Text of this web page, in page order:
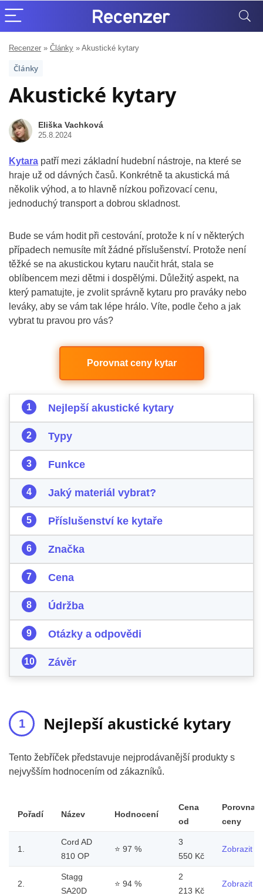
Recenzer » Články » Akustické kytary
Články
Akustické kytary
Eliška Vachková
25.8.2024
Kytara patří mezi základní hudební nástroje, na které se
hraje už od dávných časů. Konkrétně ta akustická má
několik výhod, a to hlavně nízkou pořizovací cenu,
jednoduchý transport a dobrou skladnost.
Bude se vám hodit při cestování, protože k ní v některých
případech nemusíte mít žádné příslušenství. Protože není
těžké se na akustickou kytaru naučit hrát, stala se
oblíbencem mezi dětmi i dospělými. Důležitý aspekt, na
který pamatujte, je zvolit správně kytaru pro praváky nebo
leváky, aby se vám tak lépe hrálo. Víte, podle čeho a jak
vybrat tu pravou pro vás?
Porovnat ceny kytar
Nejlepší akustické kytary
Typy
Funkce
Jaký materiál vybrat?
Příslušenství ke kytaře
Značka
Cena
Údržba
Otázky a odpovědi
Závěr
Nejlepší akustické kytary
Tento žebříček představuje nejprodávanější produkty s
nejvyšším hodnocením od zákazníků.
Pořadí Název Hodnocení
Cena
od
Porovnat
ceny
1.
Cord AD
810 OP
⭐ 97 %
3
550 Kč
Zobrazit
2.
Stagg
SA20D
⭐ 94 %
2
213 Kč
Zobrazit